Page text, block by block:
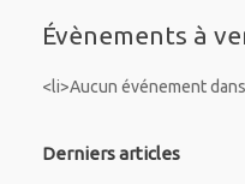
Évènements à
<li>Aucun événement
Derniers articles